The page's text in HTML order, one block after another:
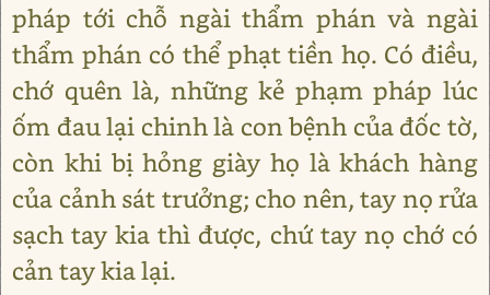
pháp tới chỗ ngài thẩm phán và ngài
thẩm phán có thể phạt tiền họ. Có điều,
chớ quên là, những kẻ phạm pháp lúc
ốm đau lại chinh là con bệnh của đốc tờ,
còn khi bị hỏng giày họ là khách hàng
của cảnh sát trưởng; cho nên, tay nọ rửa
sạch tay kia thì được, chứ tay nọ chớ có
cản tay kia lại.